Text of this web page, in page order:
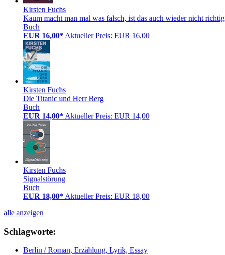
Kirsten Fuchs
Kaum macht man mal was falsch, ist das auch wieder nicht richtig
Buch
EUR 16,00* Aktueller Preis: EUR 16,00
Kirsten Fuchs
Die Titanic und Herr Berg
Buch
EUR 14,00* Aktueller Preis: EUR 14,00
Kirsten Fuchs
Signalstörung
Buch
EUR 18,00* Aktueller Preis: EUR 18,00
alle anzeigen
Schlagworte:
Berlin / Roman, Erzählung, Lyrik, Essay